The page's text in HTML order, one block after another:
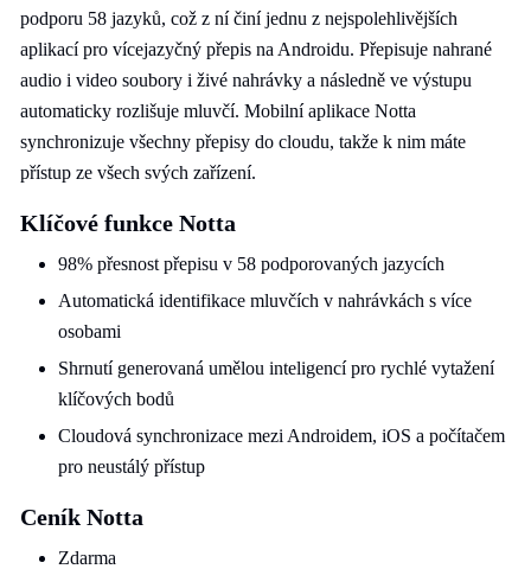
podporu 58 jazyků, což z ní činí jednu z nejspolehlivějších
aplikací pro vícejazyčný přepis na Androidu. Přepisuje nahrané
audio i video soubory i živé nahrávky a následně ve výstupu
automaticky rozlišuje mluvčí. Mobilní aplikace Notta
synchronizuje všechny přepisy do cloudu, takže k nim máte
přístup ze všech svých zařízení.
Klíčové funkce Notta
98% přesnost přepisu v 58 podporovaných jazycích
Automatická identifikace mluvčích v nahrávkách s více
osobami
Shrnutí generovaná umělou inteligencí pro rychlé vytažení
klíčových bodů
Cloudová synchronizace mezi Androidem, iOS a počítačem
pro neustálý přístup
Ceník Notta
Zdarma